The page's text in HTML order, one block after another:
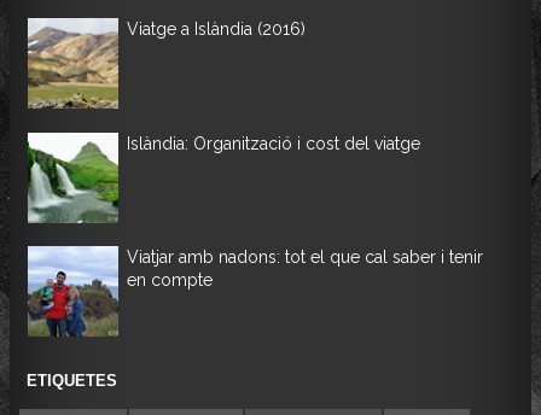
Viatge a Islàndia (2016)
Islàndia: Organització i cost del viatge
Viatjar amb nadons: tot el que cal saber i tenir
en compte
ETIQUETES